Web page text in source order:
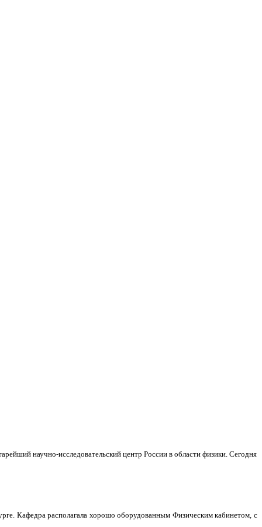
научно-исследовательский центр России в области физики. Сегодня
Кафедра располагала хорошо оборудованным Физическим кабинетом, с